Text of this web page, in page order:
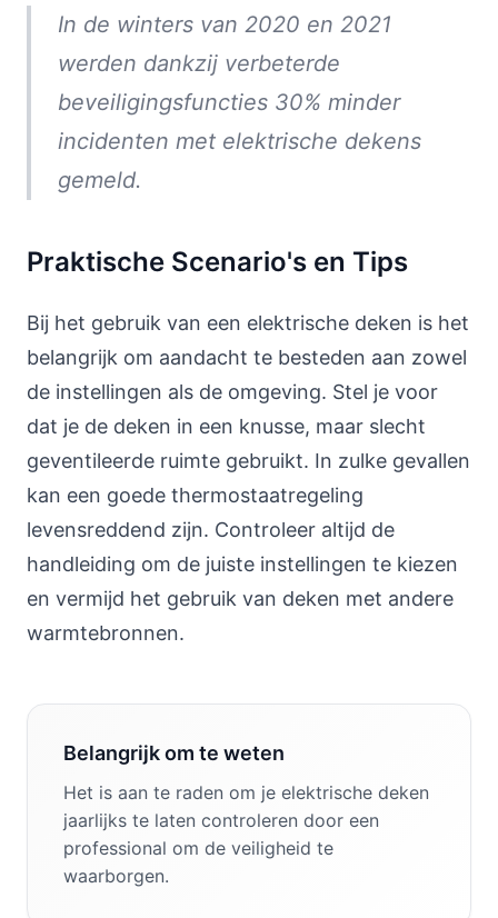
In de winters van 2020 en 2021
werden dankzij verbeterde
beveiligingsfuncties 30% minder
incidenten met elektrische dekens
gemeld.
Praktische Scenario's en Tips
Bij het gebruik van een elektrische deken is het
belangrijk om aandacht te besteden aan zowel
de instellingen als de omgeving. Stel je voor
dat je de deken in een knusse, maar slecht
geventileerde ruimte gebruikt. In zulke gevallen
kan een goede thermostaatregeling
levensreddend zijn. Controleer altijd de
handleiding om de juiste instellingen te kiezen
en vermijd het gebruik van deken met andere
warmtebronnen.
Belangrijk om te weten
Het is aan te raden om je elektrische deken
jaarlijks te laten controleren door een
professional om de veiligheid te
waarborgen.